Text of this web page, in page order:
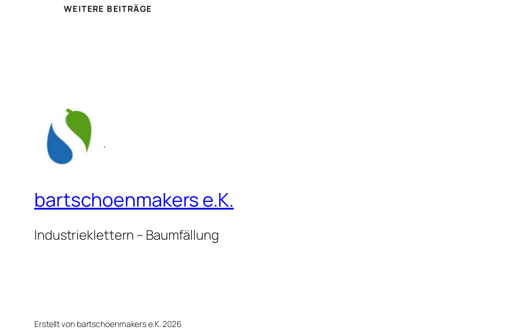
WEITERE BEITRÄGE
bartschoenmakers e.K.
Industrieklettern – Baumfällung
Erstellt von bartschoenmakers e.K. 2026